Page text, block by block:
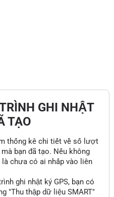
GHI NHẬT
TẠO
thống kê chi tiết về số lượt
bạn đã tạo. Nếu không
chưa có ai nhấp vào liên
ghi nhật ký GPS, bạn có
"Thu thập dữ liệu SMART"